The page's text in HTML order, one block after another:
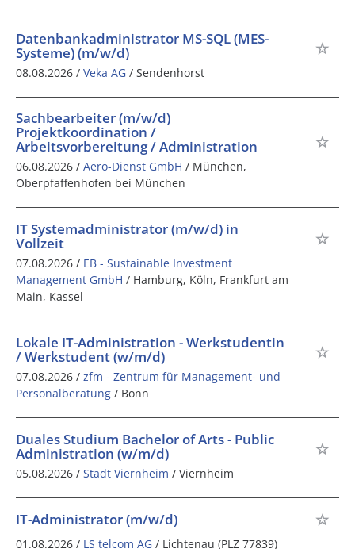
Datenbankadministrator MS-SQL (MES-
Systeme) (m/w/d)
08.08.2026 / Veka AG / Sendenhorst
Sachbearbeiter (m/w/d)
Projektkoordination /
Arbeitsvorbereitung / Administration
06.08.2026 / Aero-Dienst GmbH / München,
Oberpfaffenhofen bei München
IT Systemadministrator (m/w/d) in
Vollzeit
07.08.2026 / EB - Sustainable Investment
Management GmbH / Hamburg, Köln, Frankfurt am
Main, Kassel
Lokale IT-Administration - Werkstudentin
/ Werkstudent (w/m/d)
07.08.2026 / zfm - Zentrum für Management- und
Personalberatung / Bonn
Duales Studium Bachelor of Arts - Public
Administration (w/m/d)
05.08.2026 / Stadt Viernheim / Viernheim
IT-Administrator (m/w/d)
01.08.2026 / LS telcom AG / Lichtenau (PLZ 77839)